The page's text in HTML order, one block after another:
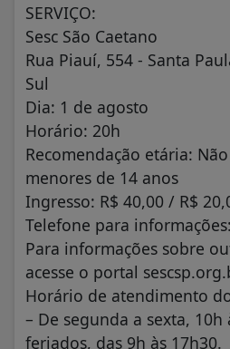
SERVIÇO:
Sesc São Caetano
Rua Piauí, 554 - Santa
Sul
Dia: 1 de agosto
Horário: 20h
Recomendação etária:
menores de 14 anos
Ingresso: R$ 40,00 / R$
Telefone para
Para informações sobre
acesse o portal
Horário de atendimento
– De segunda a sexta, 10h
feriados, das 9h às 17h30.